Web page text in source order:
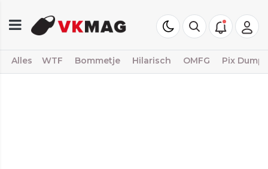
Alles WTF Bommetje Hilarisch OMFG Pix Dump